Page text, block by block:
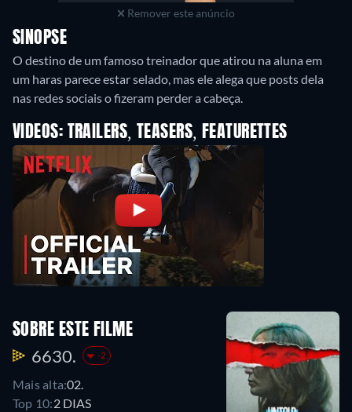
Remover este anúncio
SINOPSE
O destino de um famoso treinador que atirou na aluna em
um haras parece estar selado, mas ele alega que posts dela
nas redes sociais o fizeram perder a cabeça.
VIDEOS: TRAILERS, TEASERS, FEATURETTES
SOBRE ESTE FILME
6630. -2
Mais alta:02.
Top 10:2 DIAS